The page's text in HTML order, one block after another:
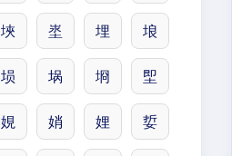
埉 埊 埋 埌
埙 埚 埛 堲
娊 娋 娌 娎